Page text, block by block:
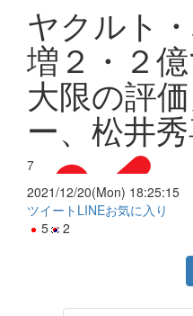
ヤクルト
増２・２
大限の評
ー、松井
7
2021/12/20(Mon) 18:25:15
ツイート LINEお気に入り
5
2